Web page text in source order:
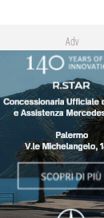
Adv